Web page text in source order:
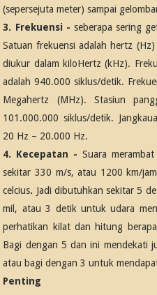
(sepersejuta meter) sampai
3. Frekuensi - seberapa sering
Satuan frekuensi adalah hertz
diukur dalam kiloHertz (kHz).
adalah 940.000 siklus/detik.
Megahertz (MHz). Stasiun
101.000.000 siklus/detik.
20 Hz – 20.000 Hz.
4. Kecepatan -Suara
sekitar 330 m/s, atau 1200 km/
celcius. Jadi dibutuhkan sekitar 5
mil, atau 3 detik untuk udara
perhatikan kilat dan hitung
Bagi dengan 5 dan ini mendekati
atau bagi dengan 3 untuk
Penting